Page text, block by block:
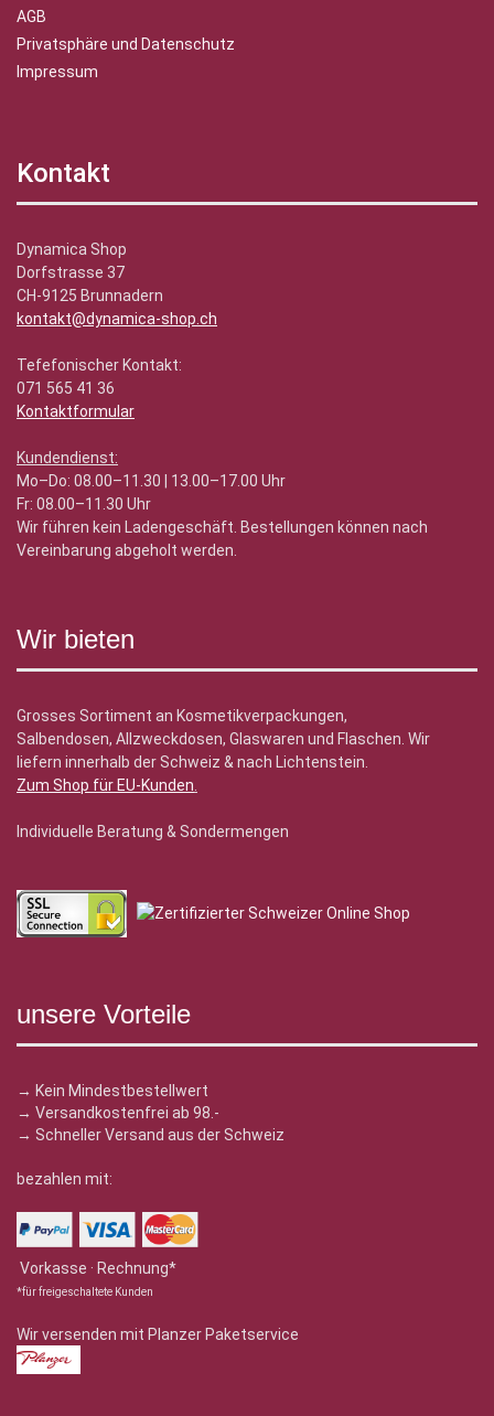
AGB
Privatsphäre und Datenschutz
Impressum
Kontakt
Dynamica Shop
Dorfstrasse 37
CH-9125 Brunnadern
kontakt@dynamica-shop.ch
Tefefonischer Kontakt:
071 565 41 36
Kontaktformular
Kundendienst:
Mo–Do: 08.00–11.30 | 13.00–17.00 Uhr
Fr: 08.00–11.30 Uhr
Wir führen kein Ladengeschäft. Bestellungen können nach
Vereinbarung abgeholt werden.
Wir bieten
Grosses Sortiment an Kosmetikverpackungen,
Salbendosen, Allzweckdosen, Glaswaren und Flaschen. Wir
liefern innerhalb der Schweiz & nach Lichtenstein.
Zum Shop für EU-Kunden.
Individuelle Beratung & Sondermengen
unsere Vorteile
→ Kein Mindestbestellwert
→ Versandkostenfrei ab 98.-
→ Schneller Versand aus der Schweiz
bezahlen mit:
Vorkasse · Rechnung*
*für freigeschaltete Kunden
Wir versenden mit Planzer Paketservice